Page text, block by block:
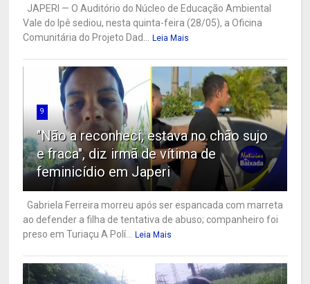
JAPERI — O Auditório do Núcleo de Educação Ambiental
Vale do Ipê sediou, nesta quinta-feira (28/05), a Oficina
Comunitária do Projeto Dad...
Leia Mais
9
"Não a reconheci, estava no chão sujo
e fraca", diz irmã de vítima de
feminicídio em Japeri
Gabriela Ferreira morreu após ser espancada com marreta
ao defender a filha de tentativa de abuso; companheiro foi
preso em Turiaçu A Polí...
Leia Mais